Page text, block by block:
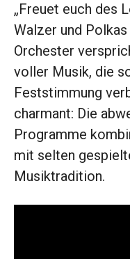
„Freuet euch des
Walzer und
Orchester
voller Musik, die
Feststimmung
charmant: Die
Programme
mit selten
Musiktradition.